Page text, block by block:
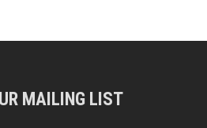
MAILING LIST